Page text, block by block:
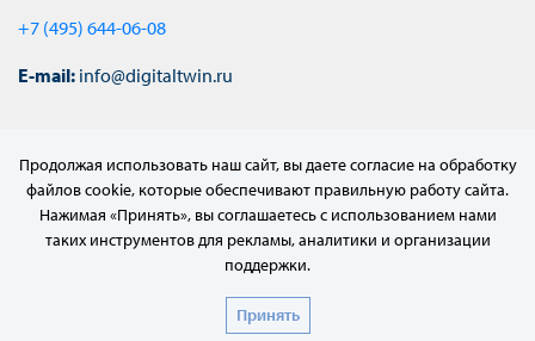
+7 (495) 644-06-08
E-mail: info@digitaltwin.ru
Продолжая использовать наш сайт, вы даете согласие на обработку
файлов cookie, которые обеспечивают правильную работу сайта.
Нажимая «Принять», вы соглашаетесь с использованием нами
таких инструментов для рекламы, аналитики и организации
поддержки.
Принять